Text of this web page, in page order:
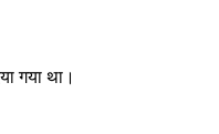
गया था।